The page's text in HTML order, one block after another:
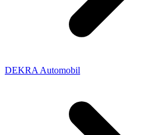
DEKRA Automobil